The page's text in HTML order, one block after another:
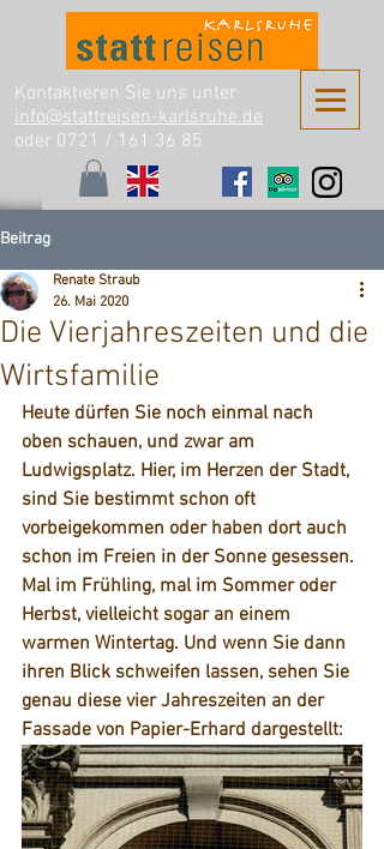
Kontaktieren Sie uns unter
info@stattreisen-karlsruhe.de
oder 0721 / 161 36 85
Beitrag
Die Vierjahreszeiten und die
Wirtsfamilie
Renate Straub
26. Mai 2020
Heute dürfen Sie noch einmal nach
oben schauen, und zwar am
Ludwigsplatz. Hier, im Herzen der Stadt,
sind Sie bestimmt schon oft
vorbeigekommen oder haben dort auch
schon im Freien in der Sonne gesessen.
Mal im Frühling, mal im Sommer oder
Herbst, vielleicht sogar an einem
warmen Wintertag. Und wenn Sie dann
ihren Blick schweifen lassen, sehen Sie
genau diese vier Jahreszeiten an der
Fassade von Papier-Erhard dargestellt: